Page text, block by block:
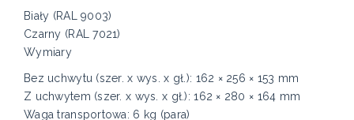
Biały (RAL 9003)
Czarny (RAL 7021)
Wymiary
Bez uchwytu (szer. x wys. x gł.): 162 × 256 × 153 mm
Z uchwytem (szer. x wys. x gł.): 162 × 280 × 164 mm
Waga transportowa: 6 kg (para)